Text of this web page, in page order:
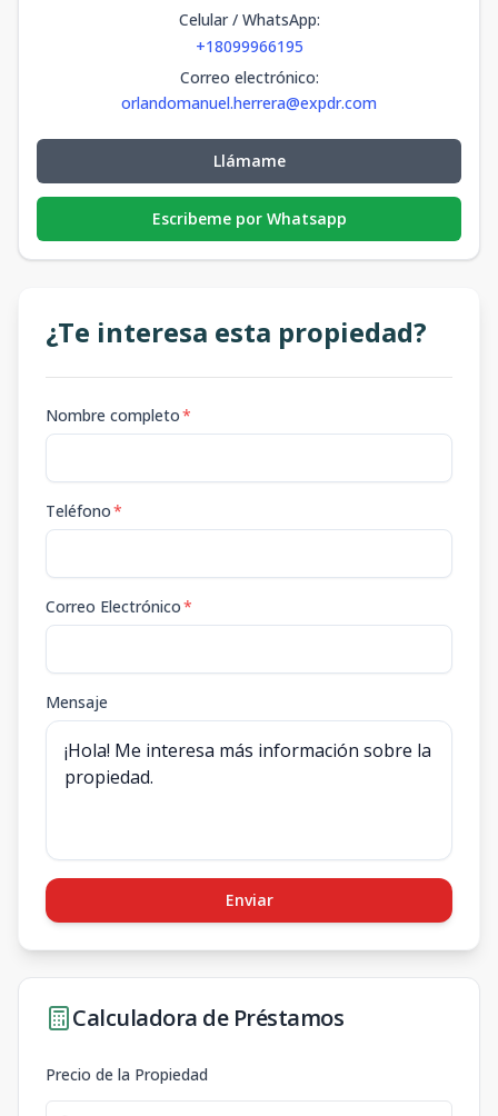
Celular / WhatsApp:
+18099966195
Correo electrónico:
orlandomanuel.herrera@expdr.com
Llámame
Escribeme por Whatsapp
¿Te interesa esta propiedad?
Nombre completo*
Teléfono*
Correo Electrónico*
Mensaje
Enviar
Calculadora de Préstamos
Precio de la Propiedad